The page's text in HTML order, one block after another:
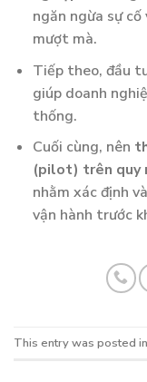
ngăn ngừa sự
mượt mà.
Tiếp theo, đầu
giúp doanh
thống.
Cuối cùng, nên
(pilot) trên quy
nhằm xác định
vận hành trước
This entry was posted in